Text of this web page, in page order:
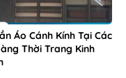
Áo Cánh Kính Tại Các
Thời Trang Kinh